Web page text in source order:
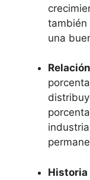
también
una
Historia‌